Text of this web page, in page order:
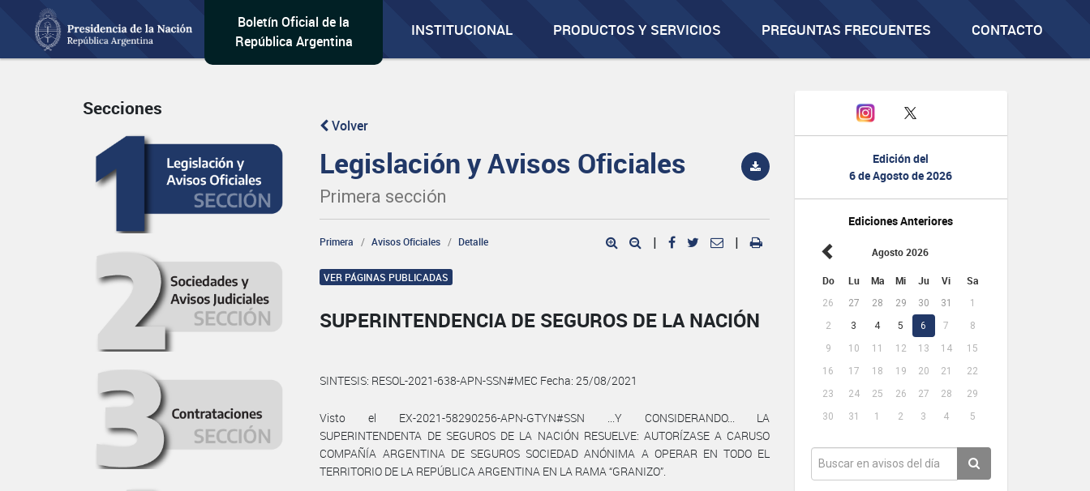
Boletín Oficial de la
República Argentina
INSTITUCIONAL PRODUCTOS Y SERVICIOS PREGUNTAS FRECUENTES CONTACTO
Edición del
6 de Agosto de 2026
Ediciones Anteriores
Agosto 2026
Do Lu Ma Mi Ju Vi Sa
26 27 28 29 30 31
1
2
3 4 5 6 7
8
9
10 11 12 13 14
15
16
17 18 19 20 21
22
23
24 25 26 27 28
29
30
31 1 2 3 4 5
Secciones
Volver
Legislación y Avisos Oficiales
Primera sección
Primera Avisos Oficiales Detalle | |
VER PÁGINAS PUBLICADAS
SUPERINTENDENCIA DE SEGUROS DE LA NACIÓN
SINTESIS: RESOL-2021-638-APN-SSN#MEC Fecha: 25/08/2021
Visto el EX-2021-58290256-APN-GTYN#SSN ...Y CONSIDERANDO... LA
SUPERINTENDENTA DE SEGUROS DE LA NACIÓN RESUELVE: AUTORÍZASE A CARUSO
COMPAÑÍA ARGENTINA DE SEGUROS SOCIEDAD ANÓNIMA A OPERAR EN TODO EL
TERRITORIO DE LA REPÚBLICA ARGENTINA EN LA RAMA “GRANIZO”.